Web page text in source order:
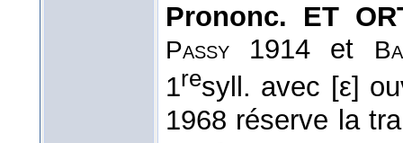
Prononc. ET
Passy 1914 et
1resyll. avec [ε]
1968 réserve la